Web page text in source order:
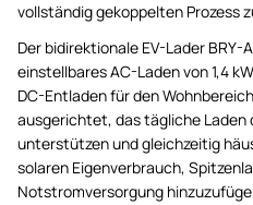
vollständig gekoppelten Prozess
Der bidirektionale EV-Lader
einstellbares AC-Laden von 1,4
DC-Entladen für den
ausgerichtet, das tägliche Laden
unterstützen und gleichzeitig
solaren Eigenverbrauch,
Notstromversorgung